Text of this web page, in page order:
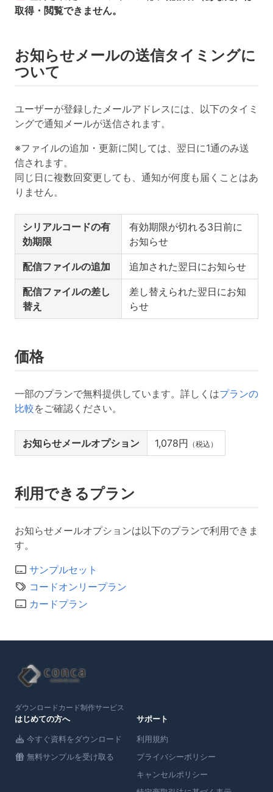
取得・閲覧できません。
お知らせメールの送信タイミングに
ついて
ユーザーが登録したメールアドレスには、以下のタイミ
ングで通知メールが送信されます。
※ファイルの追加・更新に関しては、翌日に1通のみ送
信されます。
同じ日に複数回変更しても、通知が何度も届くことはあ
りません。
シリアルコードの有
効期限
有効期限が切れる3日前に
お知らせ
配信ファイルの追加 追加された翌日にお知らせ
配信ファイルの差し
替え
差し替えられた翌日にお知
らせ
価格
一部のプランで無料提供しています。詳しくはプランの
比較をご確認ください。
お知らせメールオプション 1,078円 （税込）
利用できるプラン
お知らせメールオプションは以下のプランで利用できま
す。
サンプルセット
コードオンリープラン
カードプラン
ダウンロードカード制作サービス
はじめての方へ
今すぐ資料をダウンロード
無料サンプルを受け取る
サポート
利用規約
プライバシーポリシー
キャンセルポリシー